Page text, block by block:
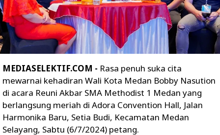
MEDIASELEKTIF.COM - Rasa penuh suka cita
mewarnai kehadiran Wali Kota Medan Bobby Nasution
di acara Reuni Akbar SMA Methodist 1 Medan yang
berlangsung meriah di Adora Convention Hall, Jalan
Harmonika Baru, Setia Budi, Kecamatan Medan
Selayang, Sabtu (6/7/2024) petang.